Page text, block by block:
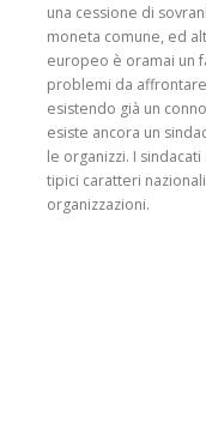
una cessione di
moneta comune, ed
europeo è oramai un
problemi da
esistendo già un
esiste ancora un
le organizzi. I
tipici caratteri
organizzazioni.